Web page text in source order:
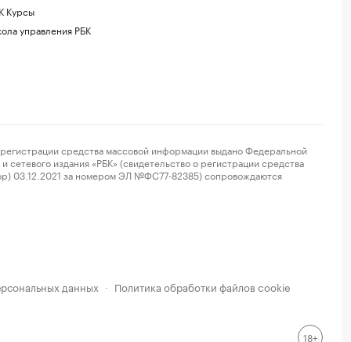
Курсы
управления РБК
средства массовой информации выдано Федеральной
издания «РБК» (свидетельство о регистрации средства
03.12.2021 за номером ЭЛ №ФС77-82385) сопровождаются
данных · Политика обработки файлов cookie
18+